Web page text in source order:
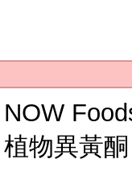
NOW
植物異黃